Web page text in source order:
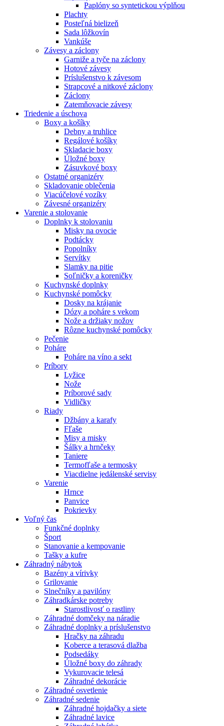
Paplóny so syntetickou výplňou
Plachty
Posteľná bielizeň
Sada lôžkovín
Vankúše
Závesy a záclony
Garniže a tyče na záclony
Hotové závesy
Príslušenstvo k závesom
Strapcové a nitkové záclony
Záclony
Zatemňovacie závesy
Triedenie a úschova
Boxy a košíky
Debny a truhlice
Regálové košíky
Skladacie boxy
Úložné boxy
Zásuvkové boxy
Ostatné organizéry
Skladovanie oblečenia
Viacúčelové vozíky
Závesné organizéry
Varenie a stolovanie
Doplnky k stolovaniu
Misky na ovocie
Podtácky
Popolníky
Servítky
Slamky na pitie
Soľničky a koreničky
Kuchynské doplnky
Kuchynské pomôcky
Dosky na krájanie
Dózy a poháre s vekom
Nože a držiaky nožov
Rôzne kuchynské pomôcky
Pečenie
Poháre
Poháre na víno a sekt
Príbory
Lyžice
Nože
Príborové sady
Vidličky
Riady
Džbány a karafy
Fľaše
Misy a misky
Šálky a hrnčeky
Taniere
Termofľaše a termosky
Viacdielne jedálenské servisy
Varenie
Hrnce
Panvice
Pokrievky
Voľný čas
Funkčné doplnky
Šport
Stanovanie a kempovanie
Tašky a kufre
Záhradný nábytok
Bazény a vírivky
Grilovanie
Slnečníky a pavilóny
Záhradkárske potreby
Starostlivosť o rastliny
Záhradné domčeky na náradie
Záhradné doplnky a príslušenstvo
Hračky na záhradu
Koberce a terasová dlažba
Podsedáky
Úložné boxy do záhrady
Vykurovacie telesá
Záhradné dekorácie
Záhradné osvetlenie
Záhradné sedenie
Záhradné hojdačky a siete
Záhradné lavice